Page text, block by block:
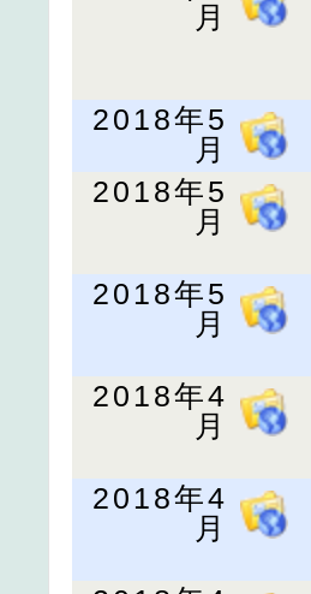
月
2018年5
月
2018年5
月
2018年5
月
2018年4
月
2018年4
月